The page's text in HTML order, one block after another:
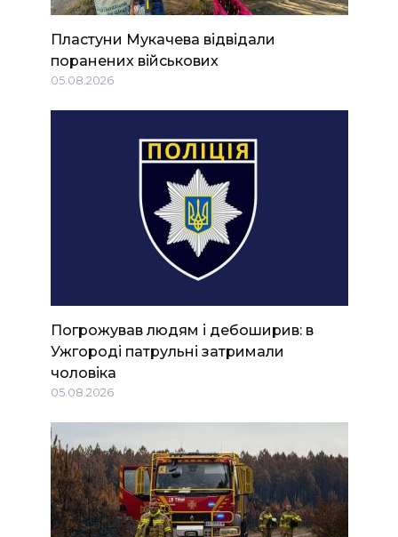
Пластуни Мукачева відвідали
поранених військових
05.08.2026
Погрожував людям і дебоширив: в
Ужгороді патрульні затримали
чоловіка
05.08.2026